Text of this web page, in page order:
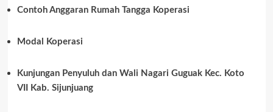
Contoh Anggaran Rumah Tangga Koperasi
Modal Koperasi
Kunjungan Penyuluh dan Wali Nagari Guguak Kec. Koto
VII Kab. Sijunjuang